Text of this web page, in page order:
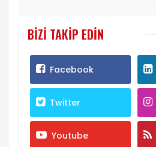
BIZI TAKIP EDIN
Facebook
Twitter
Youtube